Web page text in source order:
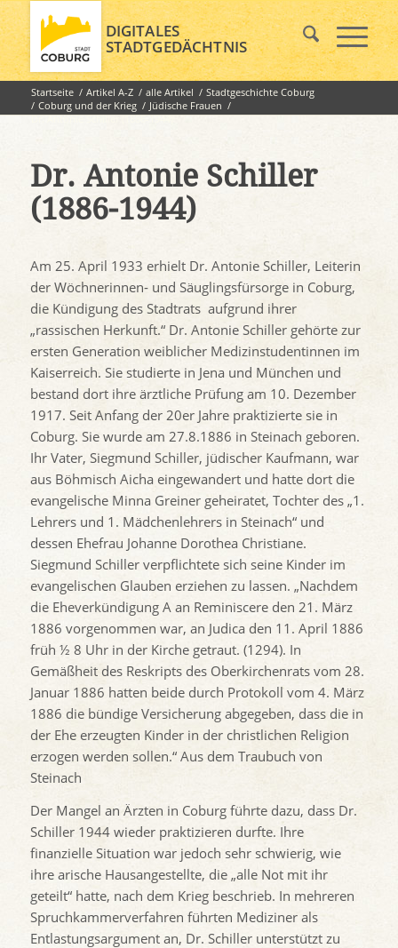
DIGITALES
STADTGEDÄCHTNIS
Startseite / Artikel A-Z / alle Artikel / Stadtgeschichte Coburg
/ Coburg und der Krieg / Jüdische Frauen /
Dr. Antonie Schiller (1886-1944)
Dr. Antonie Schiller
(1886-1944)
Am 25. April 1933 erhielt Dr. Antonie Schiller, Leiterin
der Wöchnerinnen‐ und Säuglingsfürsorge in Coburg,
die Kündigung des Stadtrats aufgrund ihrer
„rassischen Herkunft.“ Dr. Antonie Schiller gehörte zur
ersten Generation weiblicher Medizinstudentinnen im
Kaiserreich. Sie studierte in Jena und München und
bestand dort ihre ärztliche Prüfung am 10. Dezember
1917. Seit Anfang der 20er Jahre praktizierte sie in
Coburg. Sie wurde am 27.8.1886 in Steinach geboren.
Ihr Vater, Siegmund Schiller, jüdischer Kaufmann, war
aus Böhmisch Aicha eingewandert und hatte dort die
evangelische Minna Greiner geheiratet, Tochter des „1.
Lehrers und 1. Mädchenlehrers in Steinach“ und
dessen Ehefrau Johanne Dorothea Christiane.
Siegmund Schiller verpflichtete sich seine Kinder im
evangelischen Glauben erziehen zu lassen. „Nachdem
die Eheverkündigung A an Reminiscere den 21. März
1886 vorgenommen war, an Judica den 11. April 1886
früh ½ 8 Uhr in der Kirche getraut. (1294). In
Gemäßheit des Reskripts des Oberkirchenrats vom 28.
Januar 1886 hatten beide durch Protokoll vom 4. März
1886 die bündige Versicherung abgegeben, dass die in
der Ehe erzeugten Kinder in der christlichen Religion
erzogen werden sollen.“ Aus dem Traubuch von
Steinach
Der Mangel an Ärzten in Coburg führte dazu, dass Dr.
Schiller 1944 wieder praktizieren durfte. Ihre
finanzielle Situation war jedoch sehr schwierig, wie
ihre arische Hausangestellte, die „alle Not mit ihr
geteilt“ hatte, nach dem Krieg beschrieb. In mehreren
Spruchkammerverfahren führten Mediziner als
Entlastungsargument an, Dr. Schiller unterstützt zu